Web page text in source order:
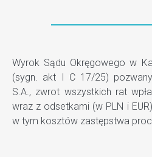
Wyrok Sądu Okręgowego w
(sygn. akt I C 17/25)
S.A., zwrot wszystkich rat
wraz z odsetkami (w PLN i
w tym kosztów zastępstwa